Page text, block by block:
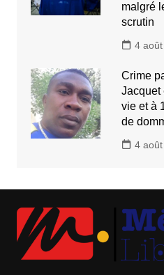
malgré
scrutin
4
Crime
Jacquet
vie et à
de
4